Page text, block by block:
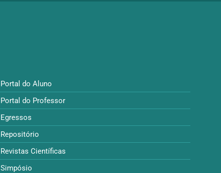
Portal do Aluno
Portal do Professor
Egressos
Repositório
Revistas Científicas
Simpósio